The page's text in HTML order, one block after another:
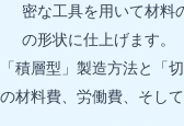
密な工具を用いて材料
の形状に仕上げます。
「積層型」製造方法と「
の材料費、労働費、そし